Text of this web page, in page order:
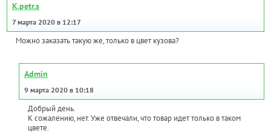
K.petr.s
7 марта 2020 в 12:17
Можно заказать такую же, только в цвет кузова?
Admin
9 марта 2020 в 10:18
Добрый день.
К сожалению, нет. Уже отвечали, что товар идет только в таком
цвете.